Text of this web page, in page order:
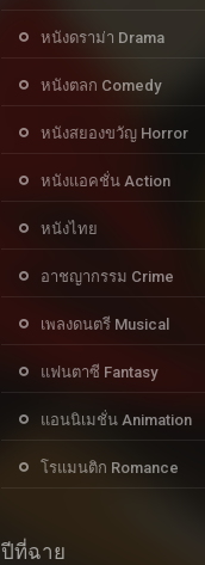
หนังดราม่า Drama
หนังตลก Comedy
หนังสยองขวัญ Horror
หนังแอคชั่น Action
หนังไทย
อาชญากรรม Crime
เพลงดนตรี Musical
แฟนตาซี Fantasy
แอนนิเมชั่น Animation
โรแมนติก Romance
ปีที่ฉาย